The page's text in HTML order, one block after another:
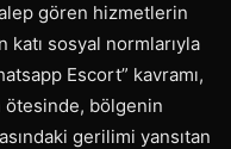
gören hizmetlerin
katı sosyal normlarıyla
Escort” kavramı,
ötesinde, bölgenin
gerilimi yansıtan